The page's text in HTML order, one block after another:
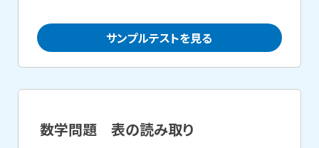
サンプルテストを見る
数学問題 表の読み取り